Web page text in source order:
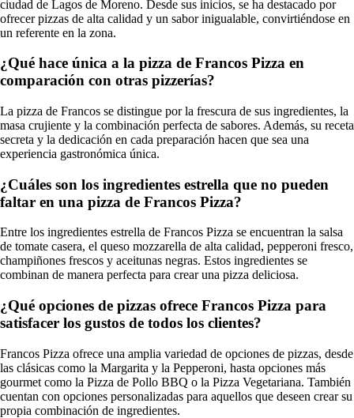
ciudad de Lagos de Moreno. Desde sus inicios, se ha destacado por
ofrecer pizzas de alta calidad y un sabor inigualable, convirtiéndose en
un referente en la zona.
¿Qué hace única a la pizza de Francos Pizza en
comparación con otras pizzerías?
La pizza de Francos se distingue por la frescura de sus ingredientes, la
masa crujiente y la combinación perfecta de sabores. Además, su receta
secreta y la dedicación en cada preparación hacen que sea una
experiencia gastronómica única.
¿Cuáles son los ingredientes estrella que no pueden
faltar en una pizza de Francos Pizza?
Entre los ingredientes estrella de Francos Pizza se encuentran la salsa
de tomate casera, el queso mozzarella de alta calidad, pepperoni fresco,
champiñones frescos y aceitunas negras. Estos ingredientes se
combinan de manera perfecta para crear una pizza deliciosa.
¿Qué opciones de pizzas ofrece Francos Pizza para
satisfacer los gustos de todos los clientes?
Francos Pizza ofrece una amplia variedad de opciones de pizzas, desde
las clásicas como la Margarita y la Pepperoni, hasta opciones más
gourmet como la Pizza de Pollo BBQ o la Pizza Vegetariana. También
cuentan con opciones personalizadas para aquellos que deseen crear su
propia combinación de ingredientes.